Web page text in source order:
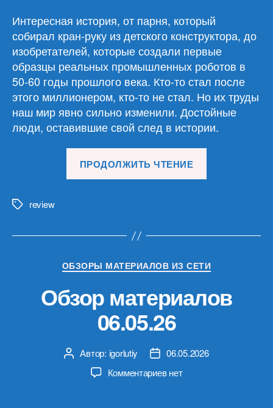
Интересная история, от парня, который
собирал кран-руку из детского конструктора, до
изобретателей, которые создали первые
образцы реальных промышленных роботов в
50-60 годы прошлого века. Кто-то стал после
этого миллионером, кто-то не стал. Но их труды
наш мир явно сильно изменили. Достойные
люди, оставившие свой след в истории.
ПРОДОЛЖИТЬ ЧТЕНИЕ
Меткиreview
Рубрики
ОБЗОРЫ МАТЕРИАЛОВ ИЗ СЕТИ
Обзор материалов
06.05.26
Автор
записи
Автор: igorlutiy
Дата06.05.2026
Комментариевк
нет